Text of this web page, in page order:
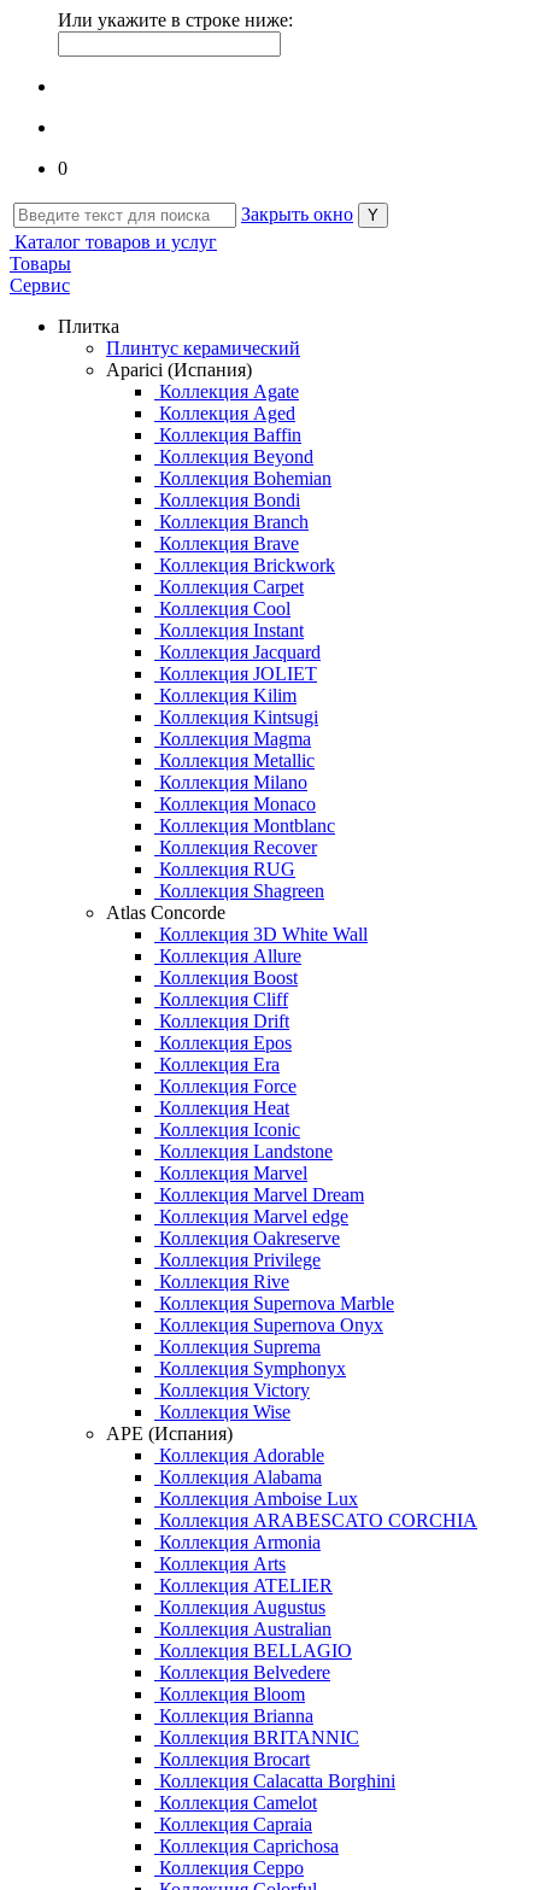
Или укажите в строке ниже:
0
Закрыть окно
Каталог товаров и услуг
Товары
Сервис
Плитка
Плинтус керамический
Aparici (Испания)
Коллекция Agate
Коллекция Aged
Коллекция Baffin
Коллекция Beyond
Коллекция Bohemian
Коллекция Bondi
Коллекция Branch
Коллекция Brave
Коллекция Brickwork
Коллекция Carpet
Коллекция Cool
Коллекция Instant
Коллекция Jacquard
Коллекция JOLIET
Коллекция Kilim
Коллекция Kintsugi
Коллекция Magma
Коллекция Metallic
Коллекция Milano
Коллекция Monaco
Коллекция Montblanc
Коллекция Recover
Коллекция RUG
Коллекция Shagreen
Atlas Concorde
Коллекция 3D White Wall
Коллекция Allure
Коллекция Boost
Коллекция Cliff
Коллекция Drift
Коллекция Epos
Коллекция Era
Коллекция Force
Коллекция Heat
Коллекция Iconic
Коллекция Landstone
Коллекция Marvel
Коллекция Marvel Dream
Коллекция Marvel edge
Коллекция Oakreserve
Коллекция Privilege
Коллекция Rive
Коллекция Supernova Marble
Коллекция Supernova Onyx
Коллекция Suprema
Коллекция Symphonyx
Коллекция Victory
Коллекция Wise
APE (Испания)
Коллекция Adorable
Коллекция Alabama
Коллекция Amboise Lux
Коллекция ARABESCATO CORCHIA
Коллекция Armonia
Коллекция Arts
Коллекция ATELIER
Коллекция Augustus
Коллекция Australian
Коллекция BELLAGIO
Коллекция Belvedere
Коллекция Bloom
Коллекция Brianna
Коллекция BRITANNIC
Коллекция Brocart
Коллекция Calacatta Borghini
Коллекция Camelot
Коллекция Capraia
Коллекция Caprichosa
Коллекция Ceppo